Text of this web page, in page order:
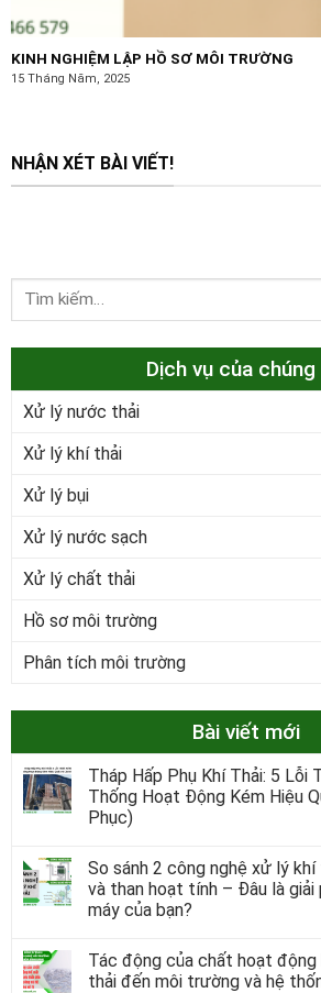
KINH NGHIỆM LẬP HỒ SƠ MÔI TRƯỜNG
15 Tháng Năm, 2025
NHẬN XÉT BÀI VIẾT!
Dịch vụ của
Xử lý nước thải
Xử lý khí thải
Xử lý bụi
Xử lý nước sạch
Xử lý chất thải
Hồ sơ môi trường
Phân tích môi trường
Bài viết mới
Tháp Hấp Phụ Khí Thải: 5 Lỗi
Thống Hoạt Động Kém Hiệu
Phục)
So sánh 2 công nghệ xử lý
và than hoạt tính – Đâu là giải
máy của bạn?
Tác động của chất hoạt
thải đến môi trường và hệ